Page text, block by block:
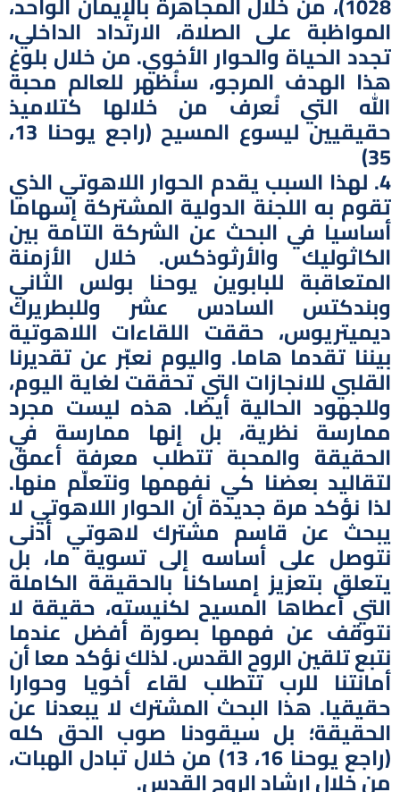
المواظبة على الصلاة، الارتداد الداخلي،
تجدد الحياة والحوار الأخوي. من خلال بلوغ
هذا الهدف المرجو، سنُظهر للعالم محبة
الله التي نُعرف من خلالها كتلاميذ
حقيقيين ليسوع المسيح (راجع يوحنا 13،
35)
4. لهذا السبب يقدم الحوار اللاهوتي الذي
تقوم به اللجنة الدولية المشتركة إسهاما
أساسيا في البحث عن الشركة التامة بين
الكاثوليك والأرثوذكس. خلال الأزمنة
المتعاقبة للبابوين يوحنا بولس الثاني
وبندكتس السادس عشر وللبطريرك
ديميتريوس، حققت اللقاءات اللاهوتية
بيننا تقدما هاما. واليوم نعبّر عن تقديرنا
القلبي للانجازات التي تحققت لغاية اليوم،
وللجهود الحالية أيضا. هذه ليست مجرد
ممارسة نظرية، بل إنها ممارسة في
الحقيقة والمحبة تتطلب معرفة أعمق
لتقاليد بعضنا كي نفهمها ونتعلّم منها.
لذا نؤكد مرة جديدة أن الحوار اللاهوتي لا
يبحث عن قاسم مشترك لاهوتي أدنى
نتوصل على أساسه إلى تسوية ما، بل
يتعلق بتعزيز إمساكنا بالحقيقة الكاملة
التي أعطاها المسيح لكنيسته، حقيقة لا
نتوقف عن فهمها بصورة أفضل عندما
نتبع تلقين الروح القدس. لذلك نؤكد معا أن
أمانتنا للرب تتطلب لقاء أخويا وحوارا
حقيقيا. هذا البحث المشترك لا يبعدنا عن
الحقيقة؛ بل سيقودنا صوب الحق كله
(راجع يوحنا 16، 13) من خلال تبادل الهبات،
من خلال إرشاد الروح القدس.